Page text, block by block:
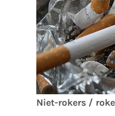
Niet-rokers /